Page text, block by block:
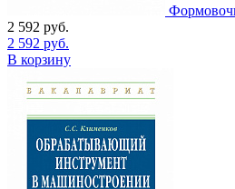
2 592 руб.
2 592 руб.
В корзину